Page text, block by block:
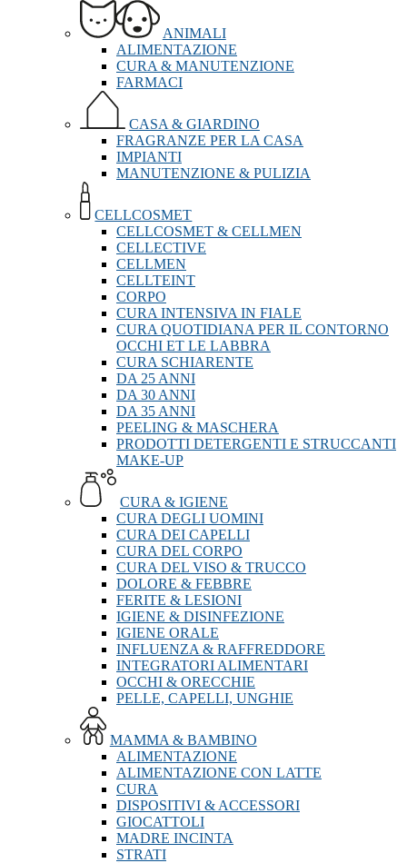
ANIMALI
ALIMENTAZIONE
CURA & MANUTENZIONE
FARMACI
CASA & GIARDINO
FRAGRANZE PER LA CASA
IMPIANTI
MANUTENZIONE & PULIZIA
CELLCOSMET
CELLCOSMET & CELLMEN
CELLECTIVE
CELLMEN
CELLTEINT
CORPO
CURA INTENSIVA IN FIALE
CURA QUOTIDIANA PER IL CONTORNO
OCCHI ET LE LABBRA
CURA SCHIARENTE
DA 25 ANNI
DA 30 ANNI
DA 35 ANNI
PEELING & MASCHERA
PRODOTTI DETERGENTI E STRUCCANTI
MAKE-UP
CURA & IGIENE
CURA DEGLI UOMINI
CURA DEI CAPELLI
CURA DEL CORPO
CURA DEL VISO & TRUCCO
DOLORE & FEBBRE
FERITE & LESIONI
IGIENE & DISINFEZIONE
IGIENE ORALE
INFLUENZA & RAFFREDDORE
INTEGRATORI ALIMENTARI
OCCHI & ORECCHIE
PELLE, CAPELLI, UNGHIE
MAMMA & BAMBINO
ALIMENTAZIONE
ALIMENTAZIONE CON LATTE
CURA
DISPOSITIVI & ACCESSORI
GIOCATTOLI
MADRE INCINTA
STRATI